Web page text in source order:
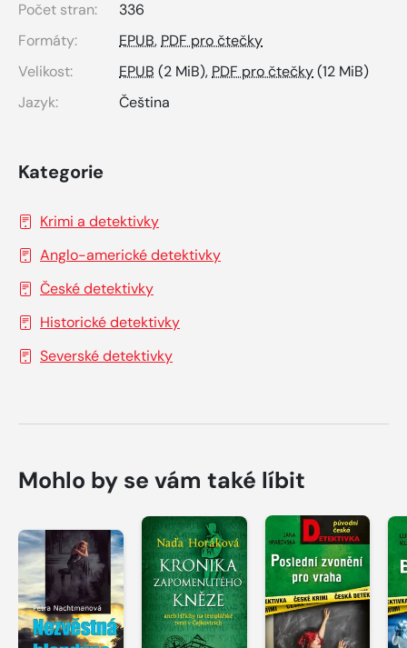
Počet stran:
336
Formáty:
EPUB,PDF pro čtečky
Velikost:
EPUB (2 MiB),PDF pro čtečky(12 MiB)
Jazyk:
Čeština
Kategorie
Krimi a detektivky
Anglo-americké detektivky
České detektivky
Historické detektivky
Severské detektivky
Mohlo by se vám také líbit